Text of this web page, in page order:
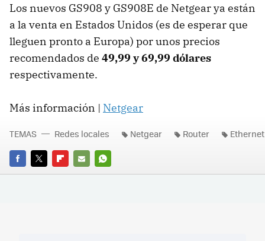
Los nuevos GS908 y GS908E de Netgear ya están
a la venta en Estados Unidos (es de esperar que
lleguen pronto a Europa) por unos precios
recomendados de 49,99 y 69,99 dólares
respectivamente.
Más información | Netgear
FACEBOOK
TWITTERFLIPBOARD
E-
WHATSAPP
TEMAS Redes locales Netgear Router Ethernet